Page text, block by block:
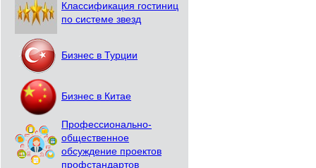
Классификация гостиниц
по системе звезд
Бизнес в Турции
Бизнес в Китае
Профессионально-
общественное
обсуждение проектов
профстандартов